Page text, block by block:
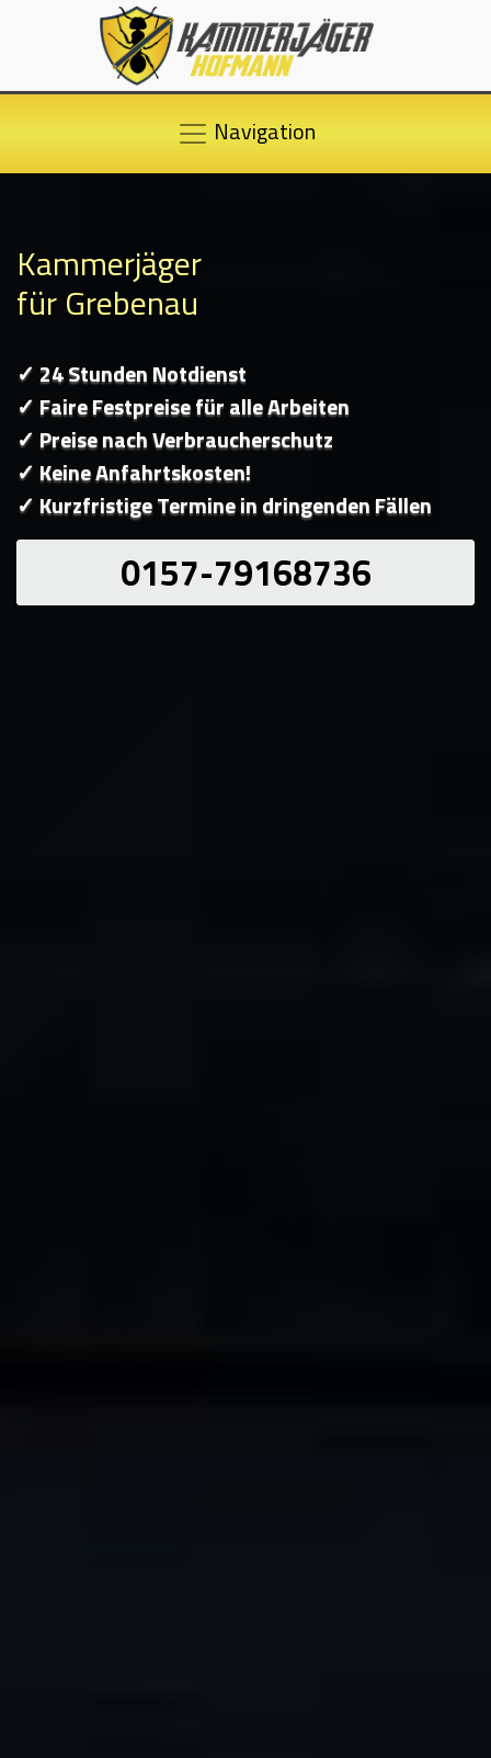
Navigation
Kammerjäger
für Grebenau
✓ 24 Stunden Notdienst
✓ Faire Festpreise für alle Arbeiten
✓ Preise nach Verbraucherschutz
✓ Keine Anfahrtskosten!
✓ Kurzfristige Termine in dringenden Fällen
0157-79168736